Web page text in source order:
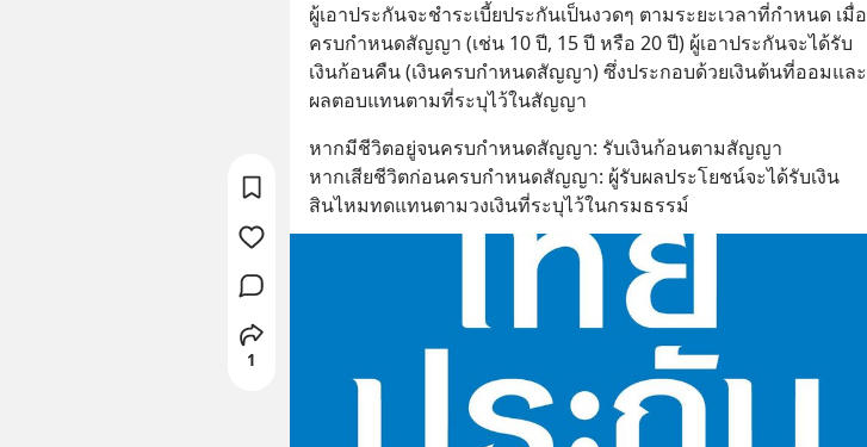
ผู้เอาประกันจะชำระเบี้ยประกันเป็นงวดๆ ตามระยะเวลาที่กำหนด เมื่อ
ครบกำหนดสัญญา (เช่น 10 ปี, 15 ปี หรือ 20 ปี) ผู้เอาประกันจะได้รับ
เงินก้อนคืน (เงินครบกำหนดสัญญา) ซึ่งประกอบด้วยเงินต้นที่ออมและ
ผลตอบแทนตามที่ระบุไว้ในสัญญา
หากมีชีวิตอยู่จนครบกำหนดสัญญา: รับเงินก้อนตามสัญญา
หากเสียชีวิตก่อนครบกำหนดสัญญา: ผู้รับผลประโยชน์จะได้รับเงิน
สินไหมทดแทนตามวงเงินที่ระบุไว้ในกรมธรรม์
1